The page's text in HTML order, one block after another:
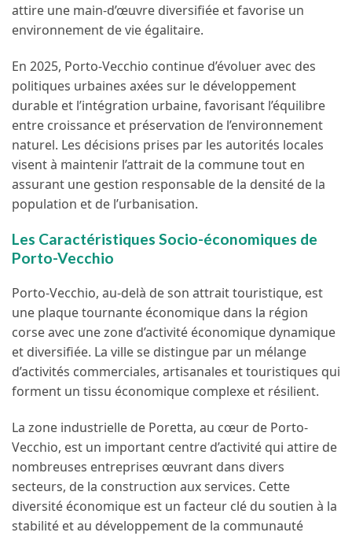
attire une main-d’œuvre diversifiée et favorise un
environnement de vie égalitaire.
En 2025, Porto-Vecchio continue d’évoluer avec des
politiques urbaines axées sur le développement
durable et l’intégration urbaine, favorisant l’équilibre
entre croissance et préservation de l’environnement
naturel. Les décisions prises par les autorités locales
visent à maintenir l’attrait de la commune tout en
assurant une gestion responsable de la densité de la
population et de l’urbanisation.
Les Caractéristiques Socio-économiques de
Porto-Vecchio
Porto-Vecchio, au-delà de son attrait touristique, est
une plaque tournante économique dans la région
corse avec une zone d’activité économique dynamique
et diversifiée. La ville se distingue par un mélange
d’activités commerciales, artisanales et touristiques qui
forment un tissu économique complexe et résilient.
La zone industrielle de Poretta, au cœur de Porto-
Vecchio, est un important centre d’activité qui attire de
nombreuses entreprises œuvrant dans divers
secteurs, de la construction aux services. Cette
diversité économique est un facteur clé du soutien à la
stabilité et au développement de la communauté